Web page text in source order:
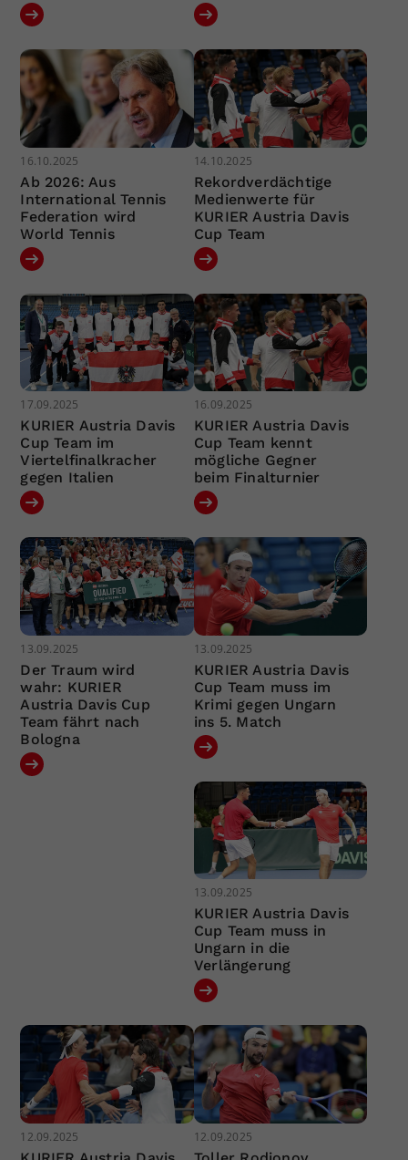
16.10.2025
Ab 2026: Aus
International Tennis
Federation wird
World Tennis
14.10.2025
Rekordverdächtige
Medienwerte für
KURIER Austria Davis
Cup Team
17.09.2025
KURIER Austria Davis
Cup Team im
Viertelfinalkracher
gegen Italien
16.09.2025
KURIER Austria Davis
Cup Team kennt
mögliche Gegner
beim Finalturnier
13.09.2025
Der Traum wird
wahr: KURIER
Austria Davis Cup
Team fährt nach
Bologna
13.09.2025
KURIER Austria Davis
Cup Team muss im
Krimi gegen Ungarn
ins 5. Match
13.09.2025
KURIER Austria Davis
Cup Team muss in
Ungarn in die
Verlängerung
12.09.2025 12.09.2025